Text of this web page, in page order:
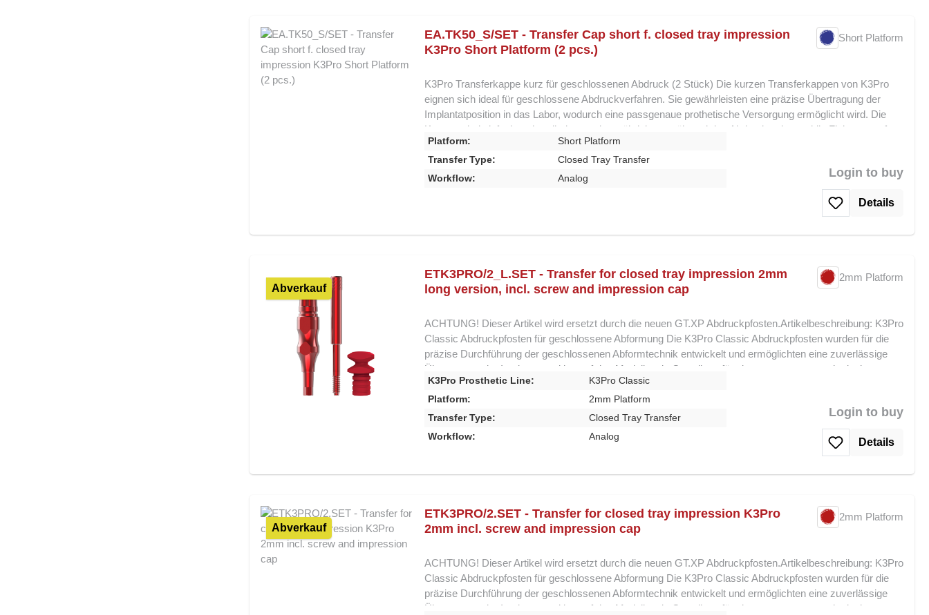
EA.TK50_S/SET - Transfer Cap short f. closed tray impression
K3Pro Short Platform (2 pcs.)
Short Platform
K3Pro Transferkappe kurz für geschlossenen Abdruck (2 Stück) Die kurzen Transferkappen von K3Pro
eignen sich ideal für geschlossene Abdruckverfahren. Sie gewährleisten eine präzise Übertragung der
Implantatposition in das Labor, wodurch eine passgenaue prothetische Versorgung ermöglicht wird. Die
Kappen sind einfach zu handhaben und gewährleisten während des Abdrucks eine stabile Fixierung auf
dem Implantat. Ihr kurzes Design erleichtert den Einsatz auch in engen vestibulären Situationen, ohne die
Genauigkeit des Abdrucks zu beeinträchtigen. Ihre Vorteile auf einen Blick: Geeignet für geschlossene
Abdruckverfahren Kurzes Design für optimale Handhabung in engen Situationen Stabile und präzise
Implantatübertragung Lieferung als 2er-Set Eine kompakte, zuverlässige Lösung für exakte
Platform:
Short Platform
Transfer Type:
Closed Tray Transfer
Workflow:
Analog Login to buy
Details
Abverkauf
ETK3PRO/2_L.SET - Transfer for closed tray impression 2mm
long version, incl. screw and impression cap
2mm Platform
ACHTUNG! Dieser Artikel wird ersetzt durch die neuen GT.XP Abdruckpfosten.Artikelbeschreibung: K3Pro
Classic Abdruckpfosten für geschlossene Abformung Die K3Pro Classic Abdruckpfosten wurden für die
präzise Durchführung der geschlossenen Abformtechnik entwickelt und ermöglichten eine zuverlässige
Übertragung der Implantatposition auf das Modell – als Grundlage für eine passgenaue prothetische
Versorgung. Die Abdruckpfosten sitzen auf der Implantatschulter auf und sorgen für eine stabile und
reproduzierbare Positionierung während der Abformung. Voraussetzung für den korrekten Sitz ist, dass die
Implantatschulter vor der Anwendung vollständig von Weichgewebe befreit wird. Wichtiger Hinweis:Dieses
Produkt ist ein Auslaufartikel und wurde durch die neuen K3Pro XP Abdruckpfosten (GT.XP) ersetzt. Diese
bieten eine optimierte Handhabung und sind mit dem aktuellen K3Pro XP System sowie auch dem K3Pro
Classic kompatibel. Bitte beachten Sie außerdem, dass die K3Pro Classic Abdruckpfosten nicht mit dem
K3Pro XP System kompatibel sind. Produktmerkmale: Für die geschlossene Abformtechnik geeignet Sitz
Voraussetzung: freigelegte Implantatschulter Einfache Anwendung und hohe Passgenauigkeit Nicht
kompatibel mit dem K3Pro XP System Auslaufartikel – ersetzt durch K3Pro XP (GT.XP) Die K3Pro
Classic Abdruckpfosten sind weiterhin eine bewährte Lösung für bestehende Versorgungen im Classic-
K3Pro Prosthetic Line:
K3Pro Classic
Platform:
2mm Platform
Transfer Type:
Closed Tray Transfer
Workflow:
Analog
Login to buy
Details
Abverkauf
ETK3PRO/2.SET - Transfer for closed tray impression K3Pro
2mm incl. screw and impression cap
2mm Platform
ACHTUNG! Dieser Artikel wird ersetzt durch die neuen GT.XP Abdruckpfosten.Artikelbeschreibung: K3Pro
Classic Abdruckpfosten für geschlossene Abformung Die K3Pro Classic Abdruckpfosten wurden für die
präzise Durchführung der geschlossenen Abformtechnik entwickelt und ermöglichten eine zuverlässige
Übertragung der Implantatposition auf das Modell – als Grundlage für eine passgenaue prothetische